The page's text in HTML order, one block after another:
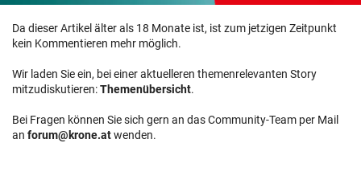
Da dieser Artikel älter als 18 Monate ist, ist zum jetzigen Zeitpunkt
kein Kommentieren mehr möglich.
Wir laden Sie ein, bei einer aktuelleren themenrelevanten Story
mitzudiskutieren:Themenübersicht.
Bei Fragen können Sie sich gern an das Community-Team per Mail
an forum@krone.atwenden.